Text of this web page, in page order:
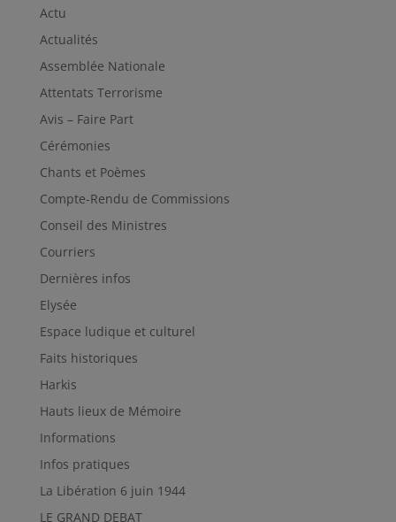
Actu
Actualités
Assemblée Nationale
Attentats Terrorisme
Avis – Faire Part
Cérémonies
Chants et Poèmes
Compte-Rendu de Commissions
Conseil des Ministres
Courriers
Dernières infos
Elysée
Espace ludique et culturel
Faits historiques
Harkis
Hauts lieux de Mémoire
Informations
Infos pratiques
La Libération 6 juin 1944
LE GRAND DEBAT